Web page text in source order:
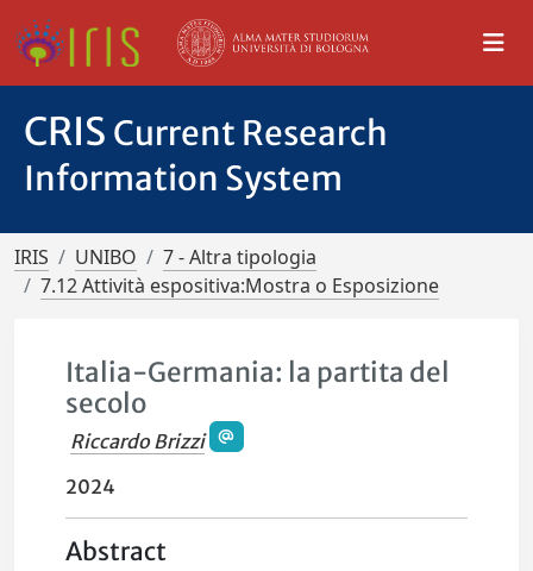
CRIS Current Research
Information System
IRIS UNIBO
7 - Altra tipologia
7.12 Attività espositiva:Mostra o Esposizione
Italia-Germania: la partita del
secolo
Riccardo Brizzi
2024
Abstract